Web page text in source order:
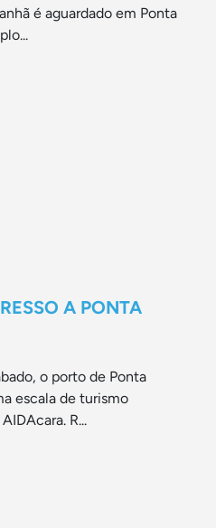
é aguardado em Ponta
A PONTA
o porto de Ponta
escala de turismo
R...